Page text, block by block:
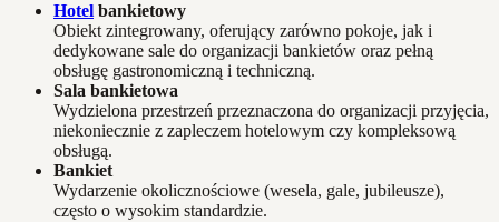
Hotel bankietowy
Obiekt zintegrowany, oferujący zarówno pokoje, jak i
dedykowane sale do organizacji bankietów oraz pełną
obsługę gastronomiczną i techniczną.
Sala bankietowa
Wydzielona przestrzeń przeznaczona do organizacji przyjęcia,
niekoniecznie z zapleczem hotelowym czy kompleksową
obsługą.
Bankiet
Wydarzenie okolicznościowe (wesela, gale, jubileusze),
często o wysokim standardzie.